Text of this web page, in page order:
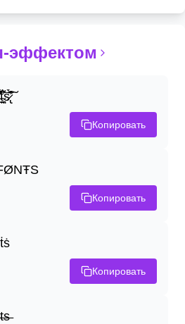
эффектом
Копировать
Копировать
Копировать